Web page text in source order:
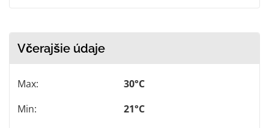
Včerajšie údaje
Max:
30°C
Min:
21°C